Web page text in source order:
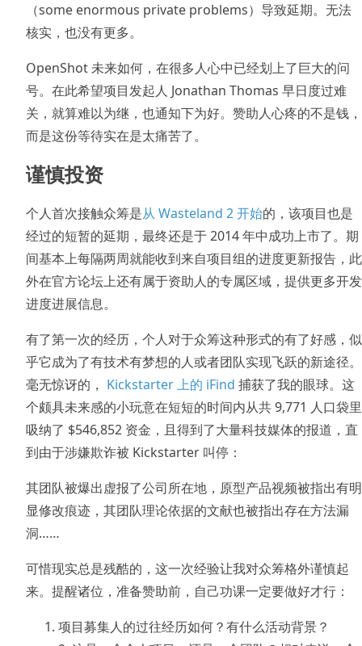
（some enormous private problems）导致延期。无法
核实，也没有更多。
OpenShot 未来如何，在很多人心中已经划上了巨大的问
号。在此希望项目发起人 Jonathan Thomas 早日度过难
关，就算难以为继，也通知下为好。赞助人心疼的不是钱，
而是这份等待实在是太痛苦了。
谨慎投资
个人首次接触众筹是从 Wasteland 2 开始的，该项目也是
经过的短暂的延期，最终还是于 2014 年中成功上市了。期
间基本上每隔两周就能收到来自项目组的进度更新报告，此
外在官方论坛上还有属于资助人的专属区域，提供更多开发
进度进展信息。
有了第一次的经历，个人对于众筹这种形式的有了好感，似
乎它成为了有技术有梦想的人或者团队实现飞跃的新途径。
毫无惊讶的， Kickstarter 上的 iFind 捕获了我的眼球。这
个颇具未来感的小玩意在短短的时间内从共 9,771 人口袋里
吸纳了 $546,852 资金，且得到了大量科技媒体的报道，直
到由于涉嫌欺诈被 Kickstarter 叫停：
其团队被爆出虚报了公司所在地，原型产品视频被指出有明
显修改痕迹，其团队理论依据的文献也被指出存在方法漏
洞……
可惜现实总是残酷的，这一次经验让我对众筹格外谨慎起
来。提醒诸位，准备赞助前，自己功课一定要做好才行：
项目募集人的过往经历如何？有什么活动背景？